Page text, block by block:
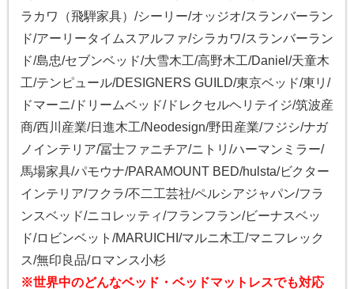
ラカワ（飛騨家具）/シーリー/オッジオ/スランバーラン
ド/アーリータイムスアルファ/シラカワ/スランバーラン
ド/島忠/セブンベッド/大雪木工/高野木工/Daniel/天童木
工/テンピュール/DESIGNERS GUILD/東京ベッド/東リ/
ドマーニ/ドリームベッド/ドレクセルヘリテイジ/筑波産
商/西川産業/日進木工/Neodesign/野田産業/フジシ/ナガ
ノインテリア/冨士ファニチア/ニトリ/ハーマンミラー/
馬場家具/パモウナ/PARAMOUNT BED/hulsta/ビクター
インテリア/フクラ/不二工芸社/ペルシアジャパン/フラ
ンスベッド/ニコレッティ/フランフラン/ビーナスベッ
ド/ロビンベット/MARUICHI/マルニ木工/マニフレック
ス/無印良品/ロマンス小杉
※世界中のどんなベッド・ベッドマットレスでも対応